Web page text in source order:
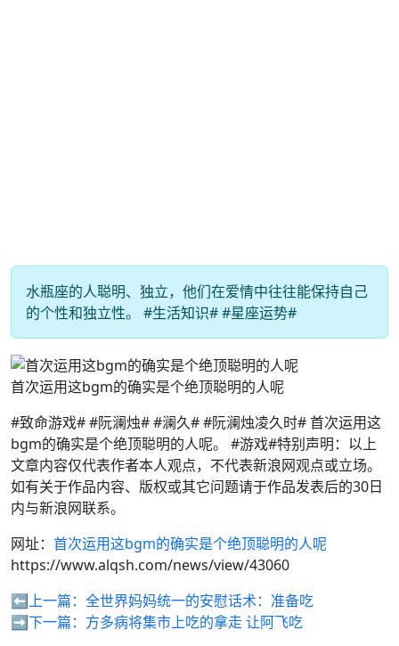
水瓶座的人聪明、独立，他们在爱情中往往能保持自己
的个性和独立性。 #生活知识# #星座运势#
首次运用这bgm的确实是个绝顶聪明的人呢
#致命游戏# #阮澜烛# #澜久# #阮澜烛凌久时# 首次运用这
bgm的确实是个绝顶聪明的人呢。 #游戏#特别声明：以上
文章内容仅代表作者本人观点，不代表新浪网观点或立场。
如有关于作品内容、版权或其它问题请于作品发表后的30日
内与新浪网联系。
网址： 首次运用这bgm的确实是个绝顶聪明的人呢
https://www.alqsh.com/news/view/43060
⬅️上一篇： 全世界妈妈统一的安慰话术：准备吃
➡️下一篇： 方多病将集市上吃的拿走 让阿飞吃